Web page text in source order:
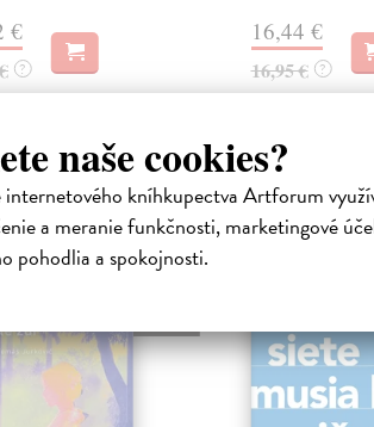
naše cookies?
internetového kníhkupectva Artforum
a meranie funkčnosti, marketingové
pohodlia a spokojnosti.
€
?
16,44 €
16,95 € ?
Čitatelia s